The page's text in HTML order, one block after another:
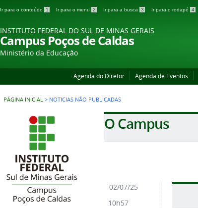
Ir para o conteúdo 1 Ir para o menu 2 Ir para a busca 3 Ir para o rodapé 4
INSTITUTO FEDERAL DO SUL DE MINAS GERAIS
Campus Poços de Caldas
Ministério da Educação
Agenda do Diretor Agenda de Eventos
PÁGINA INICIAL > NOTICIAS NÃO PUBLICADAS
O Campus
02/07/25
10h57